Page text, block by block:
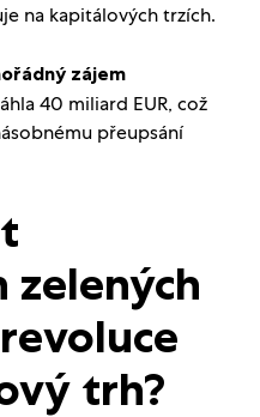
na kapitálových trzích.
zájem
40 miliard EUR, což
přeupsání
zelených
trh?